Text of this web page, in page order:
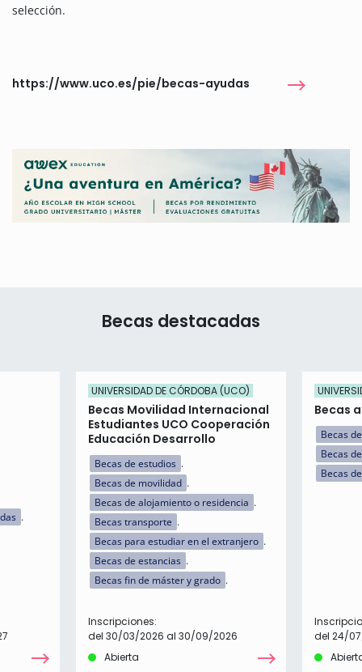
selección.
https://www.uco.es/pie/becas-ayudas
Becas destacadas
UNIVERSIDAD DE CÓRDOBA (UCO)
Becas Movilidad Internacional
Estudiantes UCO Cooperación
Educación Desarrollo
Becas de estudios
Becas de movilidad
Becas de alojamiento o residencia
Becas transporte
Becas para estudiar en el extranjero
Becas de estancias
Becas fin de máster y grado
Inscripciones:
del 30/03/2026 al 30/09/2026
Abierta
Becas
Becas
Becas
Becas
del 24/